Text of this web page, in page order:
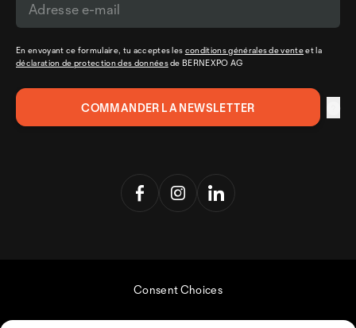
En envoyant ce formulaire, tu acceptes les conditions générales de venteet la
déclaration de protection des donnéesde BERNEXPO AG
Consent Choices